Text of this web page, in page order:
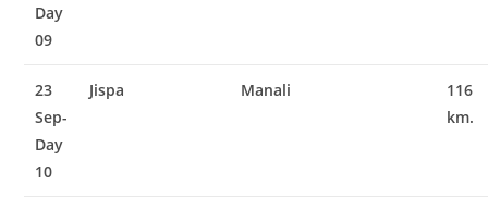
Day
09
23
Sep-
Day
10
Jispa Manali
116
km.